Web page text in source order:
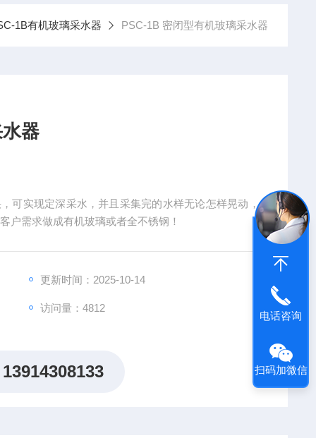
1B有机玻璃采水器 PSC-1B 密闭型有机玻璃采水器
器
可实现定深采水，并且采集完的水样无论怎样晃动，
户需求做成有机玻璃或者全不锈钢！
更新时间：2025-10-14
访问量：4812
13914308133
电话咨询
扫码加微信